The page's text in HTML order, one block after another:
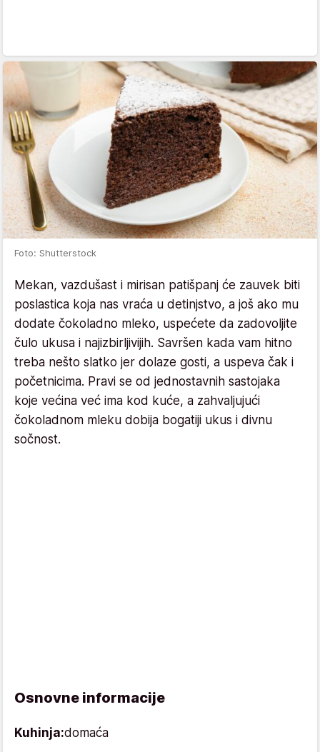
Foto: Shutterstock
Mekan, vazdušast i mirisan patišpanj će zauvek biti
poslastica koja nas vraća u detinjstvo, a još ako mu
dodate čokoladno mleko, uspećete da zadovoljite
čulo ukusa i najizbirljivijih. Savršen kada vam hitno
treba nešto slatko jer dolaze gosti, a uspeva čak i
početnicima. Pravi se od jednostavnih sastojaka
koje većina već ima kod kuće, a zahvaljujući
čokoladnom mleku dobija bogatiji ukus i divnu
sočnost.
Osnovne informacije
Kuhinja:domaća